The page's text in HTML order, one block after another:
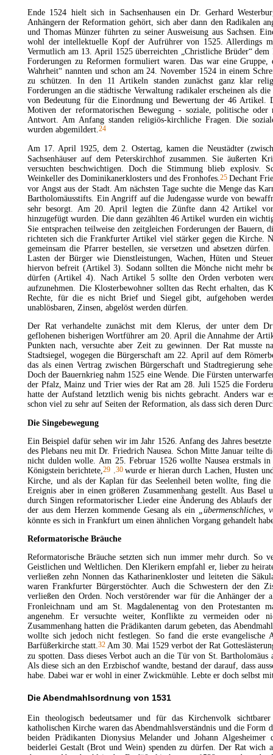
Ende 1524 hielt sich in Sachsenhausen ein Dr. Gerhard
Anhängern der Reformation gehört, sich aber dann den Radikalen
und Thomas Münzer führten zu seiner Ausweisung aus Sachsen.
wohl der intellektuelle Kopf der Aufrührer von 1525. Allerdings
Vermutlich am 13. April 1525 überreichten „Christliche Brüder“
Forderungen zu Reformen formuliert waren. Das war eine
Wahrheit“ nannten und schon am 24. November 1524 in einem
zu schützen. In den 11 Artikeln standen zunächst ganz klar
Forderungen an die städtische Verwaltung radikaler erscheinen als
von Bedeutung für die Einordnung und Bewertung der 46 Artikel.
Motiven der reformatorischen Bewegung - soziale, politische
Antwort. Am Anfang standen religiös-kirchliche Fragen. Die
wurden abgemildert.24
Am 17. April 1925, dem 2. Ostertag, kamen die Neustädter
Sachsenhäuser auf demPeterskirchhof zusammen. Sie äußerten
versuchten beschwichtigen. Doch die Stimmung blieb explosiv.
Weinkeller des Dominikanerklosters und des Fronhofes.25 Dechant
vor Angst aus der Stadt. Am nächsten Tage suchte die Menge das
Bartholomäusstifts. Ein Angriff auf die Judengassewurde von
sehr besorgt. Am 20. April legten die Zünfte dann 42 Artikel
hinzugefügt wurden. Die dann gezählten 46 Artikel wurden ein
Sie entsprachen teilweise den zeitgleichen Forderungen der Bauern,
richteten sich dieFrankfurter Artikel viel stärker gegen die Kirche.
gemeinsam die Pfarrer bestellen, sie versetzen und absetzen
Lasten der Bürger wie Dienstleistungen, Wachen, Hüten und
hiervon befreit (Artikel 3). Sodann sollten die Mönche nicht mehr
dürfen (Artikel 4). Nach Artikel 5 sollte den Orden verboten
aufzunehmen. Die Klosterbewohner sollten das Recht erhalten, das
Rechte, für die es nicht Brief und Siegel gibt, aufgehoben
unablösbaren, Zinsen, abgelöst werden dürfen.
Der Rat verhandelte zunächst mit dem Klerus, der unter dem
geflohenen bisherigen Wortführer am 20. April die Annahme der
Punkten nach, versuchte aber Zeit zu gewinnen. Der Rat musste
Stadtsiegel, wogegen die Bürgerschaft am 22. April auf dem
das als einen Vertrag zwischen Bürgerschaft und Stadtregierung
Doch derBauernkrieg nahm 1525 eine Wende. Die Fürsten
der Pfalz, Mainz und Trierwies der Rat am 28. Juli 1525 die
hatte der Aufstand letztlich wenig bis nichts gebracht. Anders war
schon viel zu sehr auf Seiten der Reformation, als dass sich deren
Die Singebewegung
Ein Beispiel dafür sehen wir im Jahr 1526. Anfang des Jahres
des Plebans neu mit Dr. Friedrich Nausea. Schon Mitte Januar teilte
nicht dulden wolle. Am 25. Februar 1526 wollte Nausea erstmals
Königstein berichtete,29 .30 wurde er hieran durch Lachen, Husten
Kirche, und als der Kaplan für das Seelenheil beten wollte, fing
Ereignis aber in einen größeren Zusammenhang gestellt. Aus
durch Singen reformatorischer Lieder eine Änderung des Ablaufs
der aus dem Herzen kommende Gesang als ein „übermenschliches,
könnte es sich in Frankfurt um einen ähnlichen Vorgang gehandelt
Reformatorische Bräuche
Reformatorische Bräuche setzten sich nun immer mehr durch. So
Geistlichen und Weltlichen. Den Klerikern empfahl er, lieber zu
verließen zehn Nonnen das Katharinenkloster und leiteten die
waren Frankfurter Bürgerstöchter. Auch die Schwestern der den
verließen den Orden. Noch verstörender war für die Anhänger der
Fronleichnam und am St. Magdalenentag von den Protestanten
angenehm. Er versuchte weiter, Konflikte zu vermeiden oder
Zusammenhang hatten die Prädikanten darum gebeten, das
wollte sich jedoch nicht festlegen. So fand die erste
Barfüßerkirche statt.32 Am 30. Mai 1529 verbot der Rat
zu spotten. Dass dieses Verbot auch an die Tür von St.
Als diese sich an den Erzbischof wandte, bestand der darauf, dass
habe. Dabei war er wohl in einer Zwickmühle. Lebte er doch selbst
Die Abendmahlsordnung von 1531
Ein theologisch bedeutsamer und für das Kirchenvolk
katholischen Kirche waren das Abendmahlsverständnis und die Form
beiden Prädikanten Dionysius Melander und Johann
beiderlei Gestalt (Brot und Wein) spenden zu dürfen. Der Rat wich